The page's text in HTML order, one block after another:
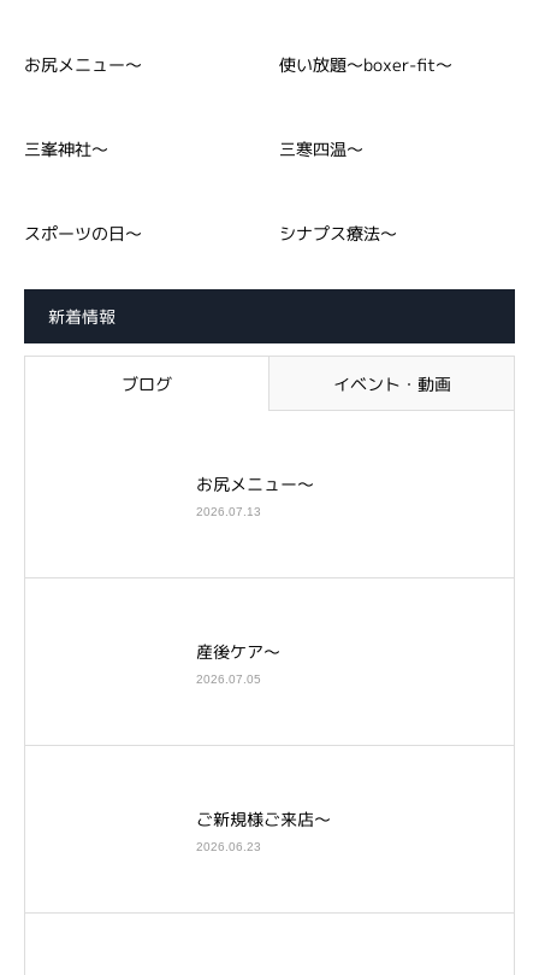
お尻メニュー～ 使い放題～boxer-fit～
三峯神社～ 三寒四温～
スポーツの日～ シナプス療法～
新着情報
ブログ イベント・動画
お尻メニュー～
2026.07.13
産後ケア～
2026.07.05
ご新規様ご来店～
2026.06.23